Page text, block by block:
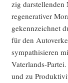
zig dar­stel­len­den
rege­ne­ra­ti­ver
gekenn­zeich­net
für den
sym­pa­thi­sie­ren
Vater­lands-
und zu